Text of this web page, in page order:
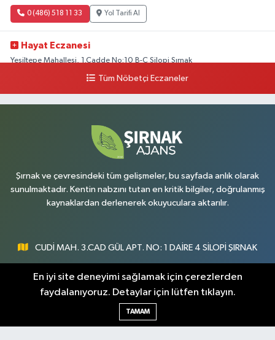
0 (486) 518 11 33 Yol Tarifi Al
Hayat Eczanesi
Yeşiltepe Mahallesi, 1.Cadde No:10 B-C Silopi Şırnak
Yol Tarifi Al
Yenişehir Mahallesi, 8.Cadde No:53 A Silopi Şırnak
Yol Tarifi Al
Tüm Nöbetçi Eczaneler
Şırnak ve çevresindeki tüm gelişmeler, bu sayfada anlık olarak
sunulmaktadır. Kentin nabzını tutan en kritik bilgiler, doğrulanmış
kaynaklardan derlenerek okuyuculara aktarılır.
CUDİ MAH. 3.CAD GÜL APT. NO: 1 DAİRE 4 SİLOPİ ŞIRNAK
0547 300 73 73
[email protected]
En iyi site deneyimi sağlamak için çerezlerden
faydalanıyoruz. Detaylar için lütfen tıklayın.
TAMAM